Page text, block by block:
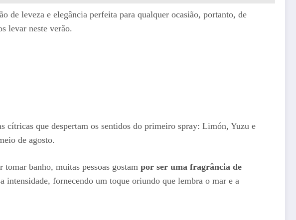
de leveza e elegância perfeita para qualquer ocasião, portanto, de
levar neste verão.
cítricas que despertam os sentidos do primeiro spray: Limón, Yuzu e
de agosto.
banho, muitas pessoas gostam por ser uma fragrância de
intensidade, fornecendo um toque oriundo que lembra o mar e a